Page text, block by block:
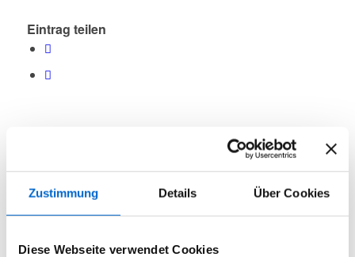
Zustimmung Details Über Cookies
Diese Webseite verwendet Cookies
Eintrag teilen
0